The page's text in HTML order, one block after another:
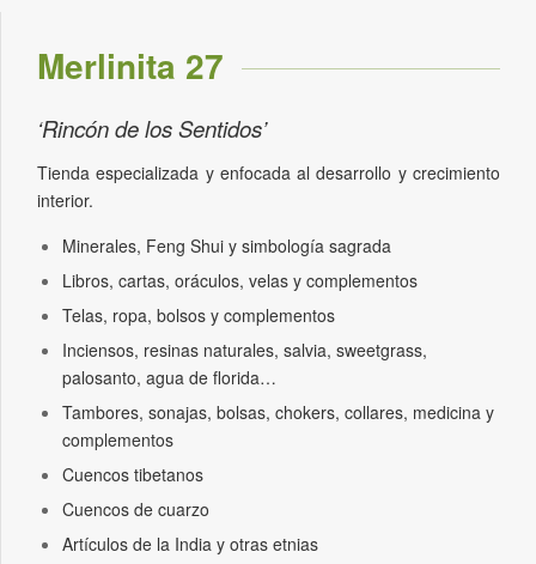
Merlinita 27
‘Rincón de los Sentidos’
Tienda especializada y enfocada al desarrollo y crecimiento
interior.
Minerales, Feng Shui y simbología sagrada
Libros, cartas, oráculos, velas y complementos
Telas, ropa, bolsos y complementos
Inciensos, resinas naturales, salvia, sweetgrass,
palosanto, agua de florida…
Tambores, sonajas, bolsas, chokers, collares, medicina y
complementos
Cuencos tibetanos
Cuencos de cuarzo
Artículos de la India y otras etnias